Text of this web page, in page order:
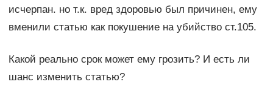
исчерпан. но т.к. вред здоровью был причинен, ему
вменили статью как покушение на убийство ст.105.
Какой реально срок может ему грозить? И есть ли
шанс изменить статью?